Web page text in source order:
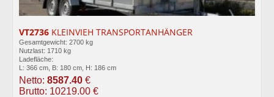
VT2736 KLEINVIEH TRANSPORTANHÄNGER
Gesamtgewicht: 2700 kg
Nutzlast: 1710 kg
Ladefläche:
L: 366 cm, B: 180 cm, H: 186 cm
Netto: 8587.40 €
Brutto: 10219.00 €